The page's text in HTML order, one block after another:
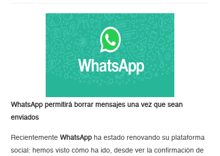
WhatsApp permitirá borrar mensajes una vez que sean
enviados
Recientemente WhatsApp ha estado renovando su plataforma
social: hemos visto cómo ha ido, desde ver la confirmación de